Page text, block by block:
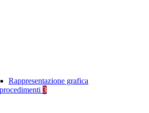
Rappresentazione grafica
3